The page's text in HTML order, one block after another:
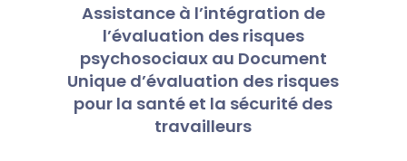
Assistance à l’intégration de
l’évaluation des risques
psychosociaux au Document
Unique d’évaluation des risques
pour la santé et la sécurité des
travailleurs